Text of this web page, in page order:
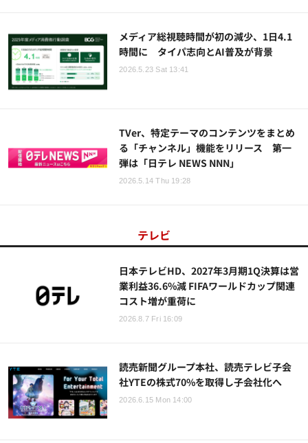
メディア総視聴時間が初の減少、1日4.1
時間に タイパ志向とAI普及が背景
2026.5.23 Sat 13:41
TVer、特定テーマのコンテンツをまとめ
る「チャンネル」機能をリリース 第一
弾は「日テレ NEWS NNN」
2026.5.14 Thu 19:28
テレビ
日本テレビHD、2027年3月期1Q決算は営
業利益36.6%減 FIFAワールドカップ関連
コスト増が重荷に
2026.8.7 Fri 16:09
読売新聞グループ本社、読売テレビ子会
社YTEの株式70%を取得し子会社化へ
2026.6.15 Mon 14:00